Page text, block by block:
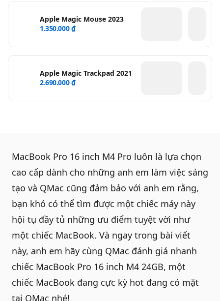
Apple Magic Mouse 2023
1.350.000 ₫
Apple Magic Trackpad 2021
2.690.000 ₫
MacBook Pro 16 inch M4 Pro luôn là lựa chọn
cao cấp dành cho những anh em làm việc sáng
tạo và QMac cũng đảm bảo với anh em rằng,
bạn khó có thể tìm được một chiếc máy này
hội tụ đầy tủ những ưu điểm tuyệt vời như
một chiếc MacBook. Và ngay trong bài viết
này, anh em hãy cùng QMac đánh giá nhanh
chiếc MacBook Pro 16 inch M4 24GB, một
chiếc MacBook đang cực kỳ hot đang có mặt
tại QMac nhé!